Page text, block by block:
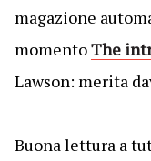
magazione
momentoThe
Lawson: merita
Buona lettura a